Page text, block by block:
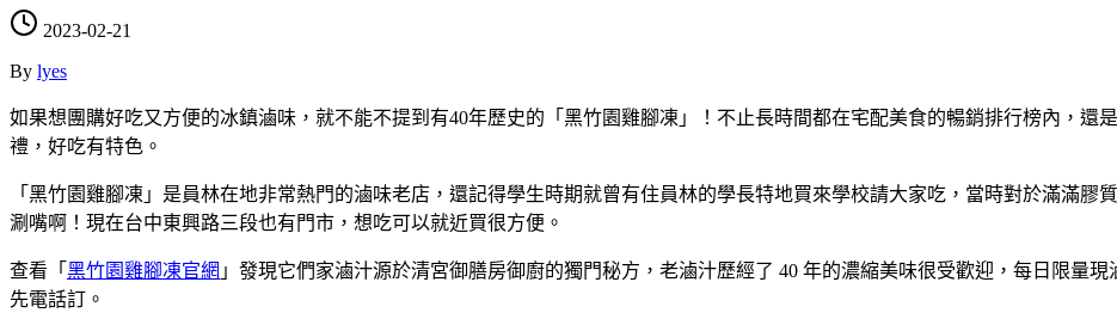
2023-02-21
By lyes
如果想團購好吃又方便的冰鎮滷味，就不能不提到有40年歷史的「黑竹園雞腳凍」！不止長時間都在宅配美食的暢銷排行榜內，還
禮，好吃有特色。
「黑竹園雞腳凍」是員林在地非常熱門的滷味老店，還記得學生時期就曾有住員林的學長特地買來學校請大家吃，當時對於滿滿
涮嘴啊！現在台中東興路三段也有門市，想吃可以就近買很方便。
查看「 黑竹園雞腳凍官網 」發現它們家滷汁源於清宮御膳房御廚的獨門秘方，老滷汁歷經了 40 年的濃縮美味很受歡迎，每日限量
先電話訂。